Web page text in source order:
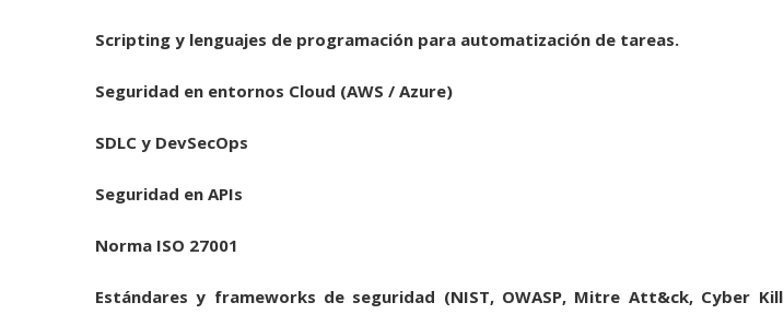
Scripting y lenguajes de programación para automatización de tareas.
Seguridad en entornos Cloud (AWS / Azure)
SDLC y DevSecOps
Seguridad en APIs
Norma ISO 27001
Estándares y frameworks de seguridad (NIST, OWASP, Mitre Att&ck, Cyber Kill